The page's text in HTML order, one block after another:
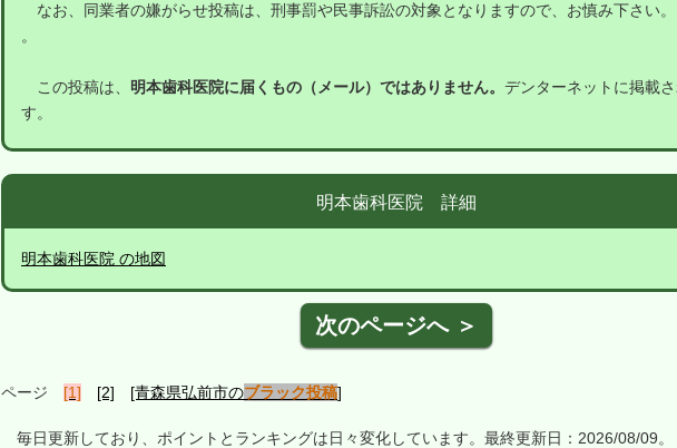
なお、同業者の嫌がらせ投稿は、刑事罰や民事訴訟の対象となりますので、お慎み下さい
。
この投稿は、 明本歯科医院に届くもの（メール）ではありません。 デンターネットに掲載
す。
明本歯科医院 詳細
明本歯科医院 の地図
次のページへ ＞
ページ [1] [2] [青森県弘前市のブラック投稿]
毎日更新しており、ポイントとランキングは日々変化しています。最終更新日：2026/08/09。